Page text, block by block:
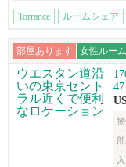
Torrance ルームシェア
部屋あります 女性ルー
47